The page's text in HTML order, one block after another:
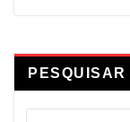
PESQUISAR